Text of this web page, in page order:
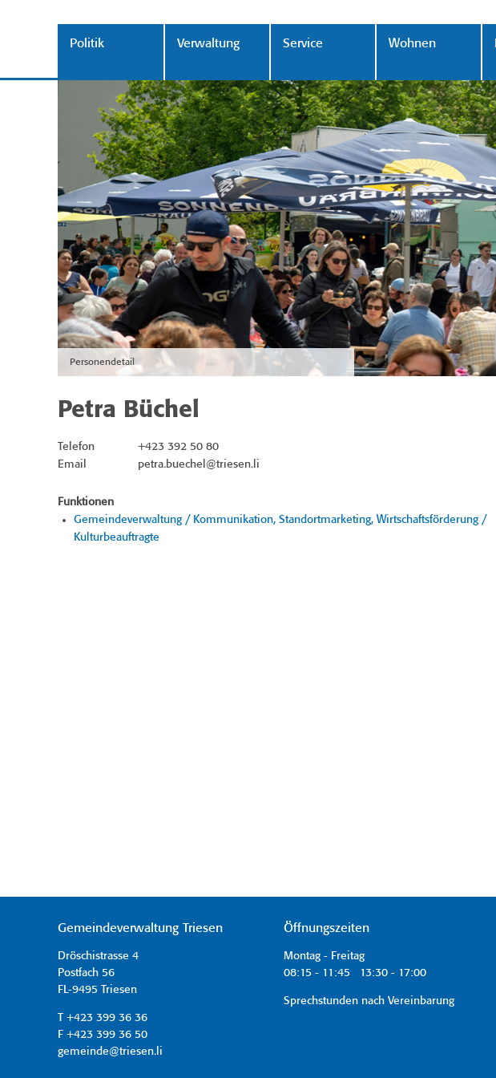
Politik Verwaltung Service Wohnen
Personendetail
Petra Büchel
Telefon
+423 392 50 80
Email
petra.buechel@triesen.li
Funktionen
Gemeindeverwaltung / Kommunikation, Standortmarketing, Wirtschaftsförderung /
Kulturbeauftragte
Gemeindeverwaltung Triesen
Dröschistrasse 4
Postfach 56
FL-9495 Triesen
T +423 399 36 36
F +423 399 36 50
gemeinde@triesen.li
Öffnungszeiten
Montag - Freitag
08:15 - 11:45 13:30 - 17:00
Sprechstunden nach Vereinbarung